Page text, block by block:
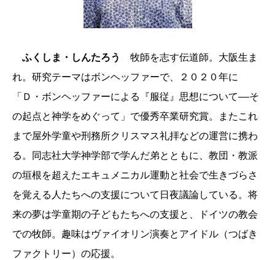
ふくしま・しんたろう 牧師を志す伝道師。大阪生ま
れ。研究テーマはボンヘッファーで、２０２０年に
「Ｄ・ボンヘッファーによる『服従』思想について––そ
の起点と神学をめぐって」で優秀卒業研究賞。またこれ
まで屋外学童や刑務所クリスマス礼拝などの運営に携わ
る。同志社大学神学部で学んだ弟とともに、教団・教派
の垣根を超えたエキュメニカル運動と社会で生きづらさ
を覚える人たちへの支援について日夜議論している。将
来の夢は学童期の子どもたちへの支援と、ドイツの教会
での牧師。趣味はヴァイオリン演奏とアイドル（つばき
ファクトリー）の応援。